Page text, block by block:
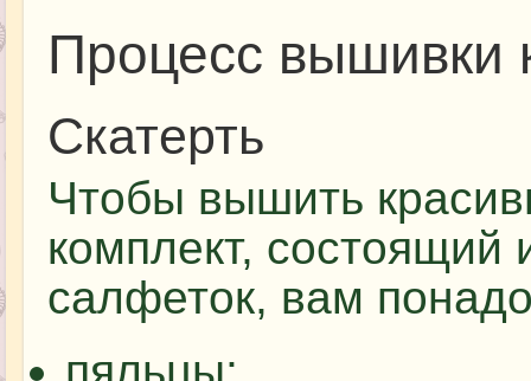
Процесс вышивки
Скатерть
Чтобы вышить
комплект, состоящий
салфеток, вам